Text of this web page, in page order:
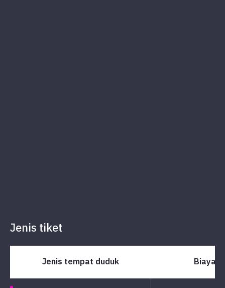
Jenis tiket
Jenis tempat duduk Biaya